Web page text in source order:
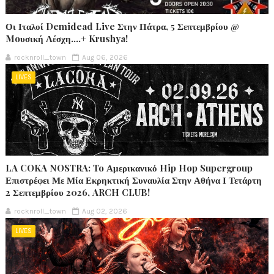
Οι Ιταλοί Demidead Live Στην Πάτρα, 5 Σεπτεμβρίου @
Moυσική Λέσχη….+ Krushya!
rocknroll_town Aug 06, 2026
LIVES
LA COKA NOSTRA: To Αμερικανικό Hip Hop Supergroup
Επιστρέφει Με Μία Εκρηκτική Συναυλία Στην Αθήνα Ι Τετάρτη
2 Σεπτεμβρίου 2026, ARCH CLUB!
rocknroll_town Aug 02, 2026
LIVES